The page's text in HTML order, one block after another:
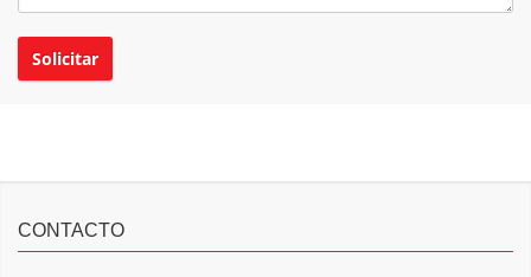
CONTACTO